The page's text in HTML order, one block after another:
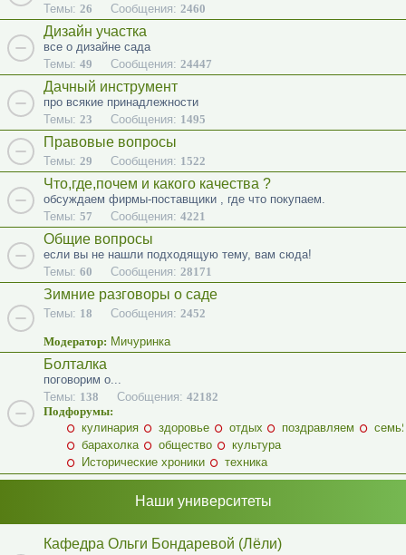
Темы: 26 Сообщения: 2460
Дизайн участка
все о дизайне сада
Темы: 49 Сообщения: 24447
Дачный инструмент
про всякие принадлежности
Темы: 23 Сообщения: 1495
Правовые вопросы
Темы: 29 Сообщения: 1522
Что,где,почем и какого качества ?
обсуждаем фирмы-поставщики , где что покупаем.
Темы: 57 Сообщения: 4221
Общие вопросы
если вы не нашли подходящую тему, вам сюда!
Темы: 60 Сообщения: 28171
Зимние разговоры о саде
Темы: 18 Сообщения: 2452
Модератор: Мичуринка
Болталка
поговорим о...
Темы: 138 Сообщения: 42182
Подфорумы:
кулинария
здоровье отдых поздравляем
барахолка
общество
культура
Исторические хроники
техника
Наши университеты
Кафедра Ольги Бондаревой (Лёли)